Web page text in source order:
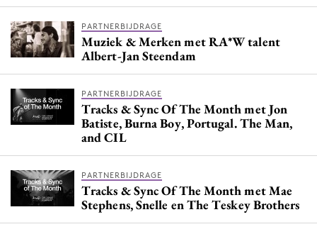
PARTNERBIJDRAGE
Muziek & Merken met RA*W talent
Albert-Jan Steendam
PARTNERBIJDRAGE
Tracks & Sync Of The Month met Jon
Batiste, Burna Boy, Portugal. The Man,
and CIL
PARTNERBIJDRAGE
Tracks & Sync Of The Month met Mae
Stephens, Snelle en The Teskey Brothers